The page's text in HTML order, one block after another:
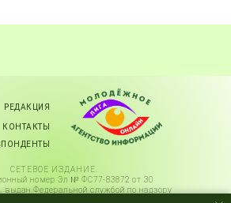
КОНТАКТЫ
РЕДАКЦИЯ
СЕТЕВОЕ ИЗДАНИЕ.
номер Эл № ФС77-83872 от 30
выдан Федеральной службой по надзору